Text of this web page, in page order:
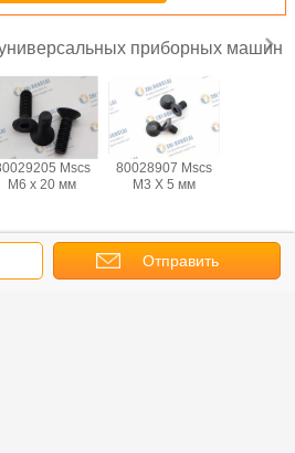
приборных машин
Mscs
M6 х 20 мм
80028907 Mscs
M3 X 5 мм
Отправить